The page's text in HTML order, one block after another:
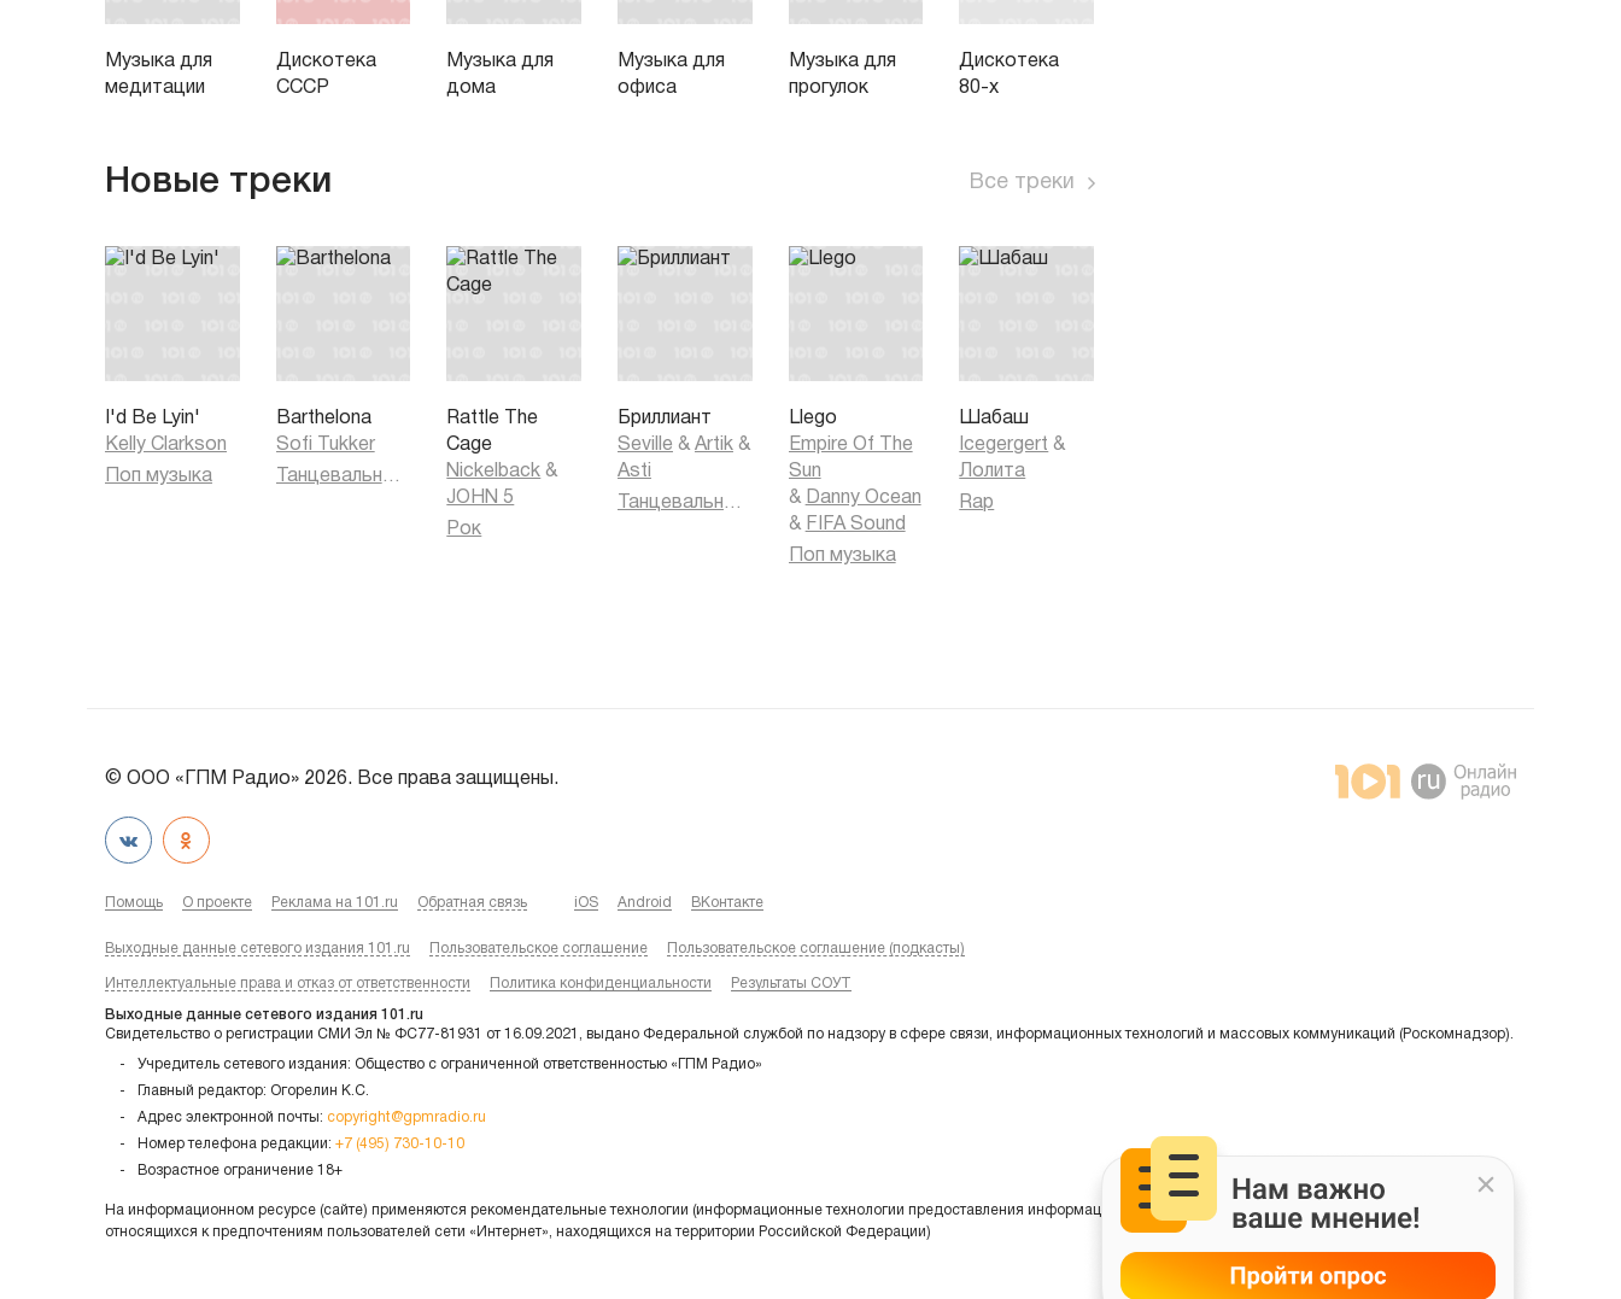
Музыка для
медитации
Дискотека
СССР
Музыка для
дома
Музыка для
офиса
Музыка для
прогулок
Дискотека
80-х
Новые треки Все треки
I'd Be Lyin'
Kelly Clarkson
Поп музыка
Barthelona
Sofi Tukker
Танцевальная музыка
Rattle The
Cage
Nickelback &
JOHN 5
Рок
Бриллиант
Seville & Artik &
Asti
Танцевальная музыка
Llego
Empire Of The
Sun
& Danny Ocean
& FIFA Sound
Поп музыка
Шабаш
Icegergert &
Лолита
Rap
© ООО «ГПМ Радио» 2026. Все права защищены.
Помощь О проекте Реклама на 101.ru Обратная связь iOS Android ВКонтакте
Выходные данные сетевого издания 101.ru Пользовательское соглашение Пользовательское соглашение (подкасты)
Интеллектуальные права и отказ от ответственности Политика конфиденциальности Результаты СОУТ
Выходные данные сетевого издания 101.ru
Свидетельство о регистрации СМИ Эл № ФС77-81931 от 16.09.2021, выдано Федеральной службой по надзору в сфере связи, информационных технологий и массовых коммуникаций (Роскомнадзор).
Учредитель сетевого издания: Общество с ограниченной ответственностью «ГПМ Радио»
Главный редактор: Огорелин К.С.
Адрес электронной почты: copyright@gpmradio.ru
Номер телефона редакции: +7 (495) 730-10-10
Возрастное ограничение 18+
На информационном ресурсе (сайте) применяются рекомендательные технологии (информационные технологии предоставления информации на основе сбора, систематизации и анализа сведений,
относящихся к предпочтениям пользователей сети «Интернет», находящихся на территории Российской Федерации)